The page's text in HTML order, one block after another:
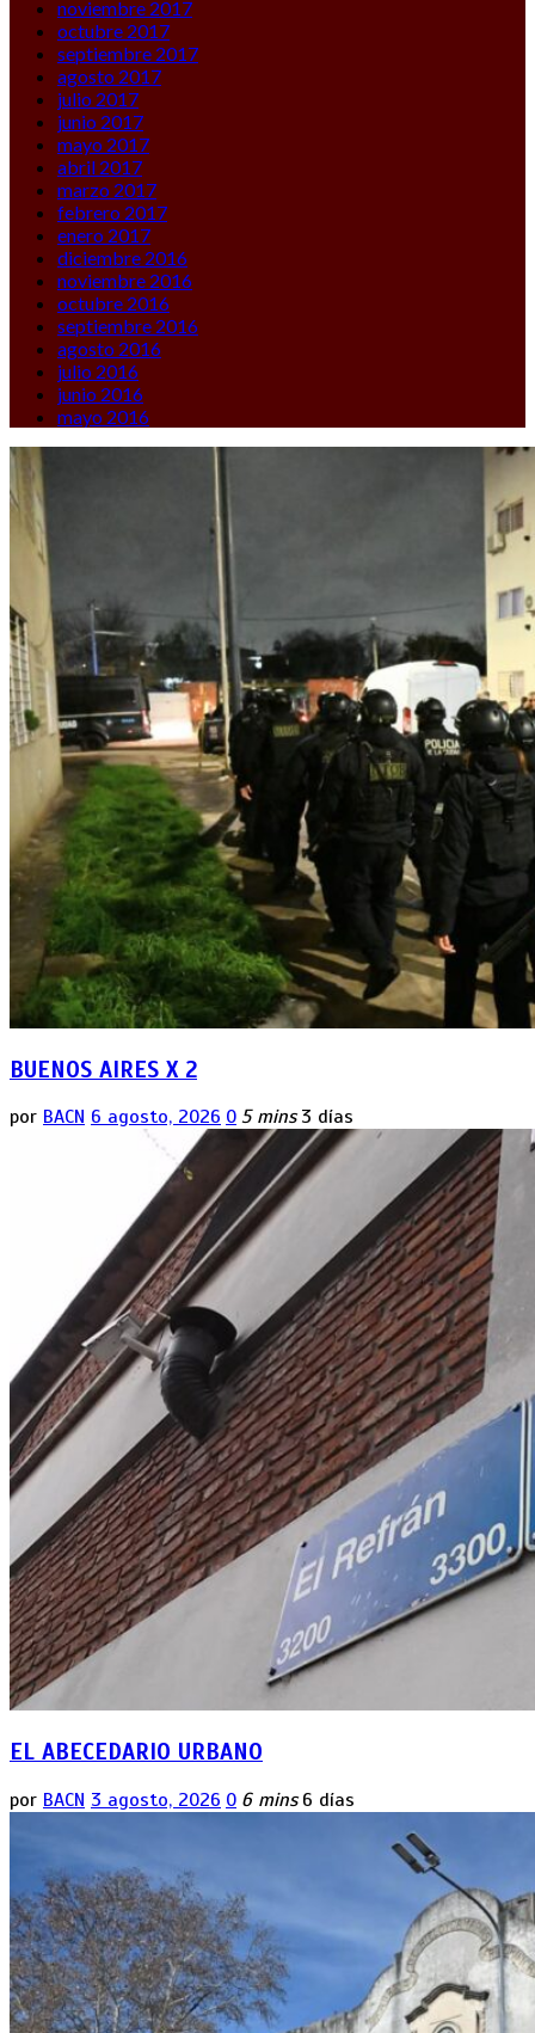
noviembre 2017
octubre 2017
septiembre 2017
agosto 2017
julio 2017
junio 2017
mayo 2017
abril 2017
marzo 2017
febrero 2017
enero 2017
diciembre 2016
noviembre 2016
octubre 2016
septiembre 2016
agosto 2016
julio 2016
junio 2016
mayo 2016
BUENOS AIRES X 2
por BACN 6 agosto, 2026 0 5 mins 3 días
EL ABECEDARIO URBANO
por BACN 3 agosto, 2026 0 6 mins 6 días